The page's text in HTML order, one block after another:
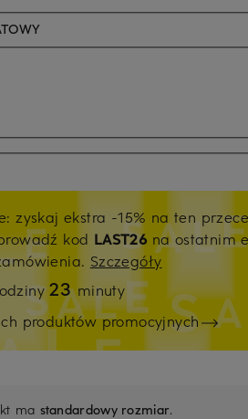
zyskaj ekstra -15% na ten
kod LAST26 na ostatnim
Szczegóły
23minuty
produktów promocyjnych
ma standardowy rozmiar.